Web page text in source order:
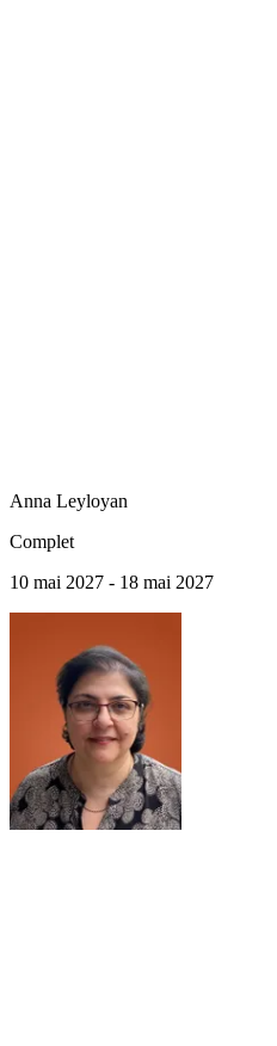
Anna Leyloyan
Complet
10 mai 2027 - 18 mai 2027